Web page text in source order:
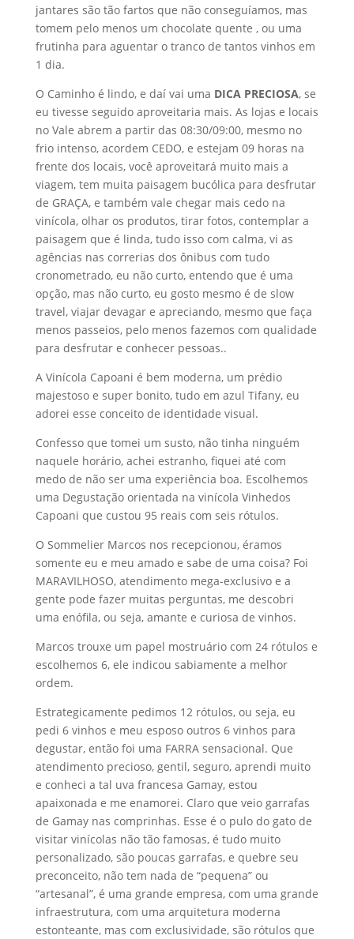
jantares são tão fartos que não conseguíamos, mas
tomem pelo menos um chocolate quente , ou uma
frutinha para aguentar o tranco de tantos vinhos em
1 dia.
O Caminho é lindo, e daí vai uma DICA PRECIOSA, se
eu tivesse seguido aproveitaria mais. As lojas e locais
no Vale abrem a partir das 08:30/09:00, mesmo no
frio intenso, acordem CEDO, e estejam 09 horas na
frente dos locais, você aproveitará muito mais a
viagem, tem muita paisagem bucólica para desfrutar
de GRAÇA, e também vale chegar mais cedo na
vinícola, olhar os produtos, tirar fotos, contemplar a
paisagem que é linda, tudo isso com calma, vi as
agências nas correrias dos ônibus com tudo
cronometrado, eu não curto, entendo que é uma
opção, mas não curto, eu gosto mesmo é de slow
travel, viajar devagar e apreciando, mesmo que faça
menos passeios, pelo menos fazemos com qualidade
para desfrutar e conhecer pessoas..
A Vinícola Capoani é bem moderna, um prédio
majestoso e super bonito, tudo em azul Tifany, eu
adorei esse conceito de identidade visual.
Confesso que tomei um susto, não tinha ninguém
naquele horário, achei estranho, fiquei até com
medo de não ser uma experiência boa. Escolhemos
uma Degustação orientada na vinícola Vinhedos
Capoani que custou 95 reais com seis rótulos.
O Sommelier Marcos nos recepcionou, éramos
somente eu e meu amado e sabe de uma coisa? Foi
MARAVILHOSO, atendimento mega-exclusivo e a
gente pode fazer muitas perguntas, me descobri
uma enófila, ou seja, amante e curiosa de vinhos.
Marcos trouxe um papel mostruário com 24 rótulos e
escolhemos 6, ele indicou sabiamente a melhor
ordem.
Estrategicamente pedimos 12 rótulos, ou seja, eu
pedi 6 vinhos e meu esposo outros 6 vinhos para
degustar, então foi uma FARRA sensacional. Que
atendimento precioso, gentil, seguro, aprendi muito
e conheci a tal uva francesa Gamay, estou
apaixonada e me enamorei. Claro que veio garrafas
de Gamay nas comprinhas. Esse é o pulo do gato de
visitar vinícolas não tão famosas, é tudo muito
personalizado, são poucas garrafas, e quebre seu
preconceito, não tem nada de “pequena” ou
“artesanal”, é uma grande empresa, com uma grande
infraestrutura, com uma arquitetura moderna
estonteante, mas com exclusividade, são rótulos que